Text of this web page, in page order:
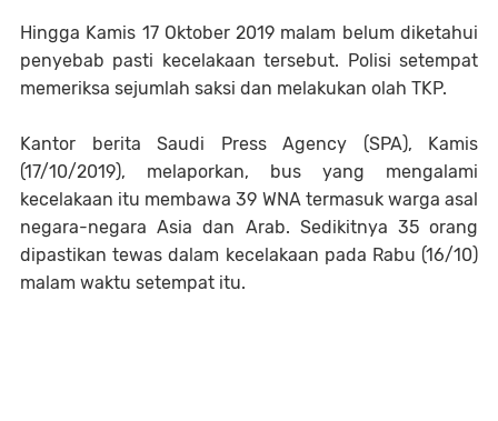
Hingga Kamis 17 Oktober 2019 malam belum diketahui
penyebab pasti kecelakaan tersebut. Polisi setempat
memeriksa sejumlah saksi dan melakukan olah TKP.
Kantor berita Saudi Press Agency (SPA), Kamis
(17/10/2019), melaporkan, bus yang mengalami
kecelakaan itu membawa 39 WNA termasuk warga asal
negara-negara Asia dan Arab. Sedikitnya 35 orang
dipastikan tewas dalam kecelakaan pada Rabu (16/10)
malam waktu setempat itu.